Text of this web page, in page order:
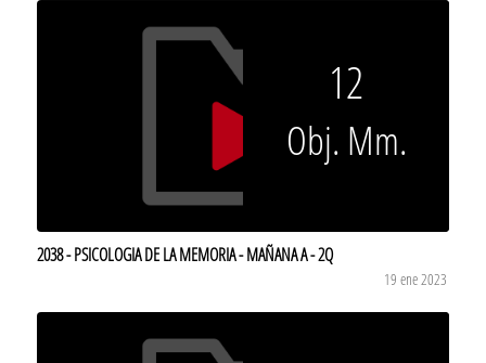
12
Obj. Mm.
2038 - PSICOLOGIA DE LA MEMORIA - MAÑANA A - 2Q
19 ene 2023